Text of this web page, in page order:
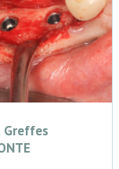
Greffes